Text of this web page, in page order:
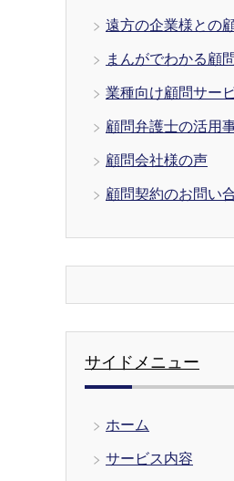
遠方の企業様との
まんがでわかる顧
業種向け顧問サー
顧問弁護士の活用
顧問会社様の声
顧問契約のお問い
サイドメニュー
ホーム
サービス内容